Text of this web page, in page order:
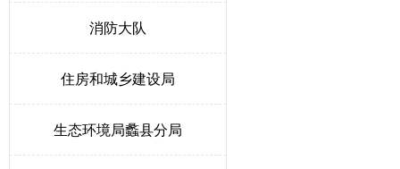
消防大队
住房和城乡建设局
生态环境局蠡县分局